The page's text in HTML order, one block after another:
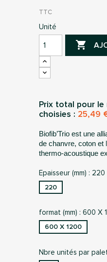
TTC
Unité

Prix total pour le
choisies : 25,49
Biofib’Trio est une
de chanvre, coton et
thermo-acoustique
Epaisseur (mm) : 220
220
format (mm) : 600 X
600 X 1200
Nbre unités par